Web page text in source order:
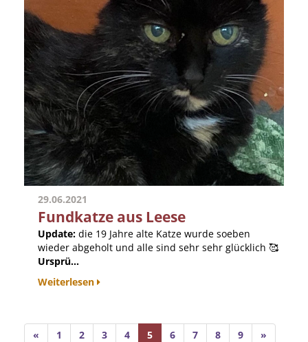
29.06.2021
Fundkatze aus Leese
Update: die 19 Jahre alte Katze wurde soeben
wieder abgeholt und alle sind sehr sehr glücklich 🥰
Ursprü...
Weiterlesen
« 1 2 3 4 5 6 7 8 9 »